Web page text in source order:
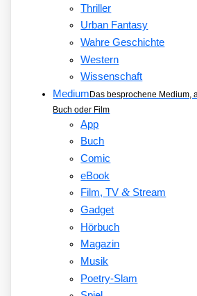
Thriller
Urban Fantasy
Wahre Geschichte
Western
Wissenschaft
MediumDas besprochene Medium,
Buch oder Film
App
Buch
Comic
eBook
Film, TV&Stream
Gadget
Hörbuch
Magazin
Musik
Poetry-Slam